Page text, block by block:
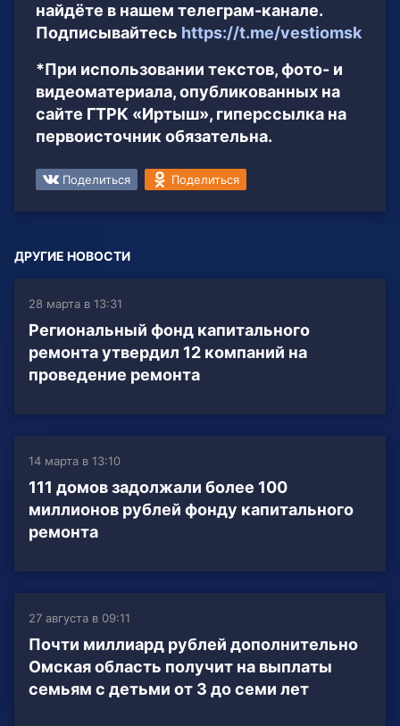
найдёте в нашем телеграм-канале.
Подписывайтесь https://t.me/vestiomsk
*При использовании текстов, фото- и
видеоматериала, опубликованных на
сайте ГТРК «Иртыш», гиперссылка на
первоисточник обязательна.
Поделиться Поделиться
ДРУГИЕ НОВОСТИ
28 марта в 13:31
Региональный фонд капитального
ремонта утвердил 12 компаний на
проведение ремонта
14 марта в 13:10
111 домов задолжали более 100
миллионов рублей фонду капитального
ремонта
27 августа в 09:11
Почти миллиард рублей дополнительно
Омская область получит на выплаты
семьям с детьми от 3 до семи лет